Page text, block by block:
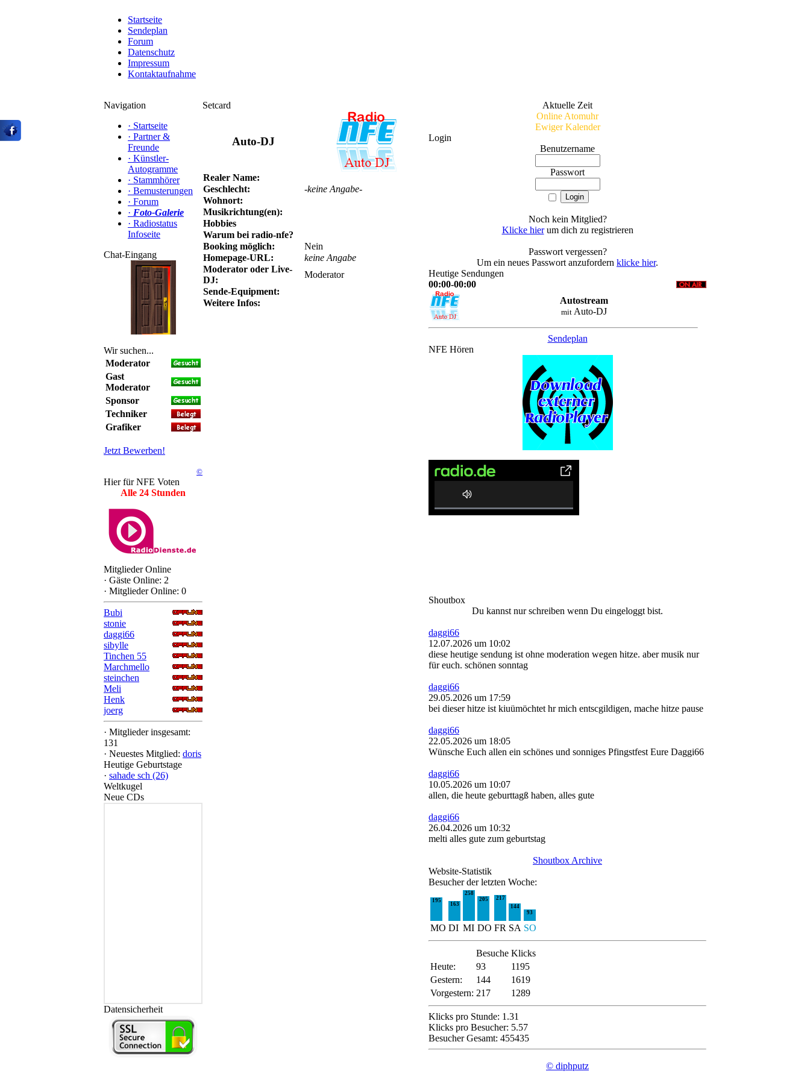
Startseite
Sendeplan
Forum
Datenschutz
Impressum
Kontaktaufnahme
Navigation
· Startseite
· Partner &
Freunde
· Künstler-
Autogramme
· Stammhörer
· Bemusterungen
· Forum
· Foto-Galerie
· Radiostatus
Infoseite
Chat-Eingang
Wir suchen...
Moderator
Gast
Moderator
Sponsor
Techniker
Grafiker
Jetzt Bewerben!
©
Hier für NFE Voten
Alle 24 Stunden
Mitglieder Online
· Gäste Online: 2
· Mitglieder Online: 0
Bubi
stonie
daggi66
sibylle
Tinchen 55
Marchmello
steinchen
Meli
Henk
joerg
· Mitglieder insgesamt:
131
· Neuestes Mitglied: doris
Heutige Geburtstage
· sahade sch (26)
Weltkugel
Neue CDs
Datensicherheit
Setcard
Auto-DJ
Realer Name:
Geschlecht:
-keine Angabe-
Wohnort:
Musikrichtung(en):
Hobbies
Warum bei radio-nfe?
Booking möglich:
Nein
Homepage-URL:
keine Angabe
Moderator oder Live-
DJ:
Moderator
Sende-Equipment:
Weitere Infos:
Aktuelle Zeit
Online Atomuhr
Ewiger Kalender
Login
Benutzername
Passwort
Noch kein Mitglied?
Klicke hierum dich zu registrieren
Passwort vergessen?
Um ein neues Passwort anzufordern klicke hier.
Heutige Sendungen
00:00-00:00
Autostream
mitAuto-DJ
Sendeplan
NFE Hören
0%
Shoutbox
Du kannst nur schreiben wenn Du eingeloggt bist.
daggi66
12.07.2026 um 10:02
diese heutige sendung ist ohne moderation wegen hitze. aber musik nur
für euch. schönen sonntag
daggi66
29.05.2026 um 17:59
bei dieser hitze ist kiuümöchtet hr mich entscgildigen, mache hitze pause
daggi66
22.05.2026 um 18:05
Wünsche Euch allen ein schönes und sonniges Pfingstfest Eure Daggi66
daggi66
10.05.2026 um 10:07
allen, die heute geburttagß haben, alles gute
daggi66
26.04.2026 um 10:32
melti alles gute zum geburtstag
Shoutbox Archive
Website-Statistik
Besucher der letzten Woche:
195
163
258
205
217
144
93
MO DI MI DO FR SA SO
Besuche Klicks
Heute:
93
1195
Gestern:
144
1619
Vorgestern: 217 1289
Klicks pro Stunde: 1.31
Klicks pro Besucher: 5.57
Besucher Gesamt: 455435
© diphputz